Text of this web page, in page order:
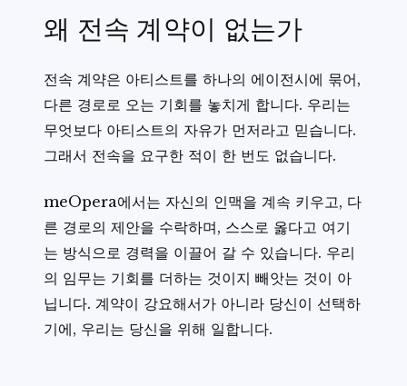
왜 전속 계약이 없는가
전속 계약은 아티스트를 하나의 에이전시에 묶어,
다른 경로로 오는 기회를 놓치게 합니다. 우리는
무엇보다 아티스트의 자유가 먼저라고 믿습니다.
그래서 전속을 요구한 적이 한 번도 없습니다.
meOpera에서는 자신의 인맥을 계속 키우고, 다
른 경로의 제안을 수락하며, 스스로 옳다고 여기
는 방식으로 경력을 이끌어 갈 수 있습니다. 우리
의 임무는 기회를 더하는 것이지 빼앗는 것이 아
닙니다. 계약이 강요해서가 아니라 당신이 선택하
기에, 우리는 당신을 위해 일합니다.